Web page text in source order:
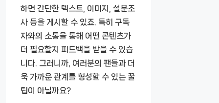
하면 간단한 텍스트, 이미지, 설문조
사 등을 게시할 수 있죠. 특히 구독
자와의 소통을 통해 어떤 콘텐츠가
더 필요할지 피드백을 받을 수 있습
니다. 그러니까, 여러분의 팬들과 더
욱 가까운 관계를 형성할 수 있는 꿀
팁이 아닐까요?